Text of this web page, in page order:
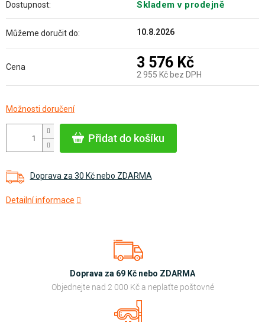
Přidat do košíku
Doprava za 30 Kč nebo ZDARMA
Detailní informace
Dostupnost: Skladem v prodejně
Můžeme doručit do: 10.8.2026
Cena 3 576 Kč
2 955 Kč bez DPH
cena:
Možnosti doručení
Doprava za 69 Kč nebo ZDARMA
Objednejte nad 2 000 Kč a neplaťte poštovné